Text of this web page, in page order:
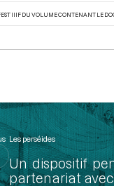
IIIF DU VOLUME CONTENANT LE
Les perséides
Un dispositif
partenariat